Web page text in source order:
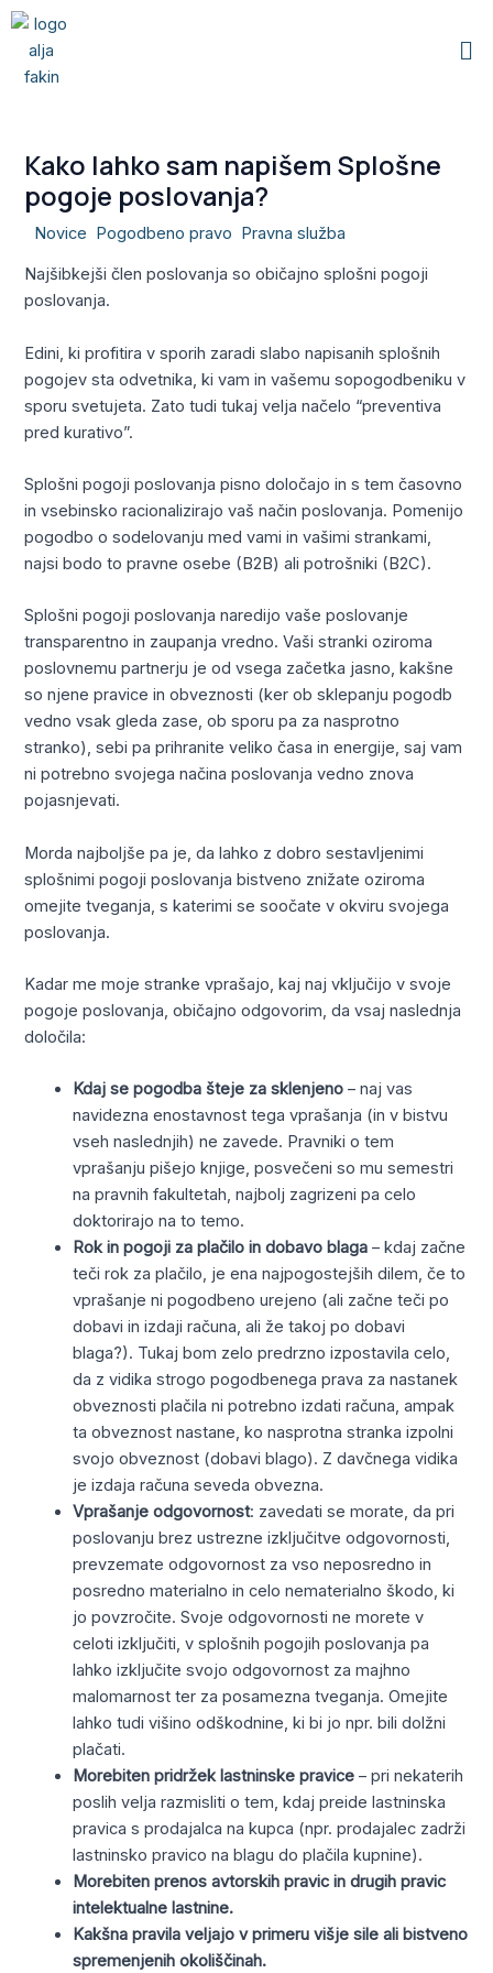
Skip
content
Kako lahko sam napišem Splošne
pogoje poslovanja?
Novice Pogodbeno pravo Pravna služba
Najšibkejši člen poslovanja so običajno splošni pogoji
poslovanja.
Edini, ki profitira v sporih zaradi slabo napisanih splošnih
pogojev sta odvetnika, ki vam in vašemu sopogodbeniku v
sporu svetujeta. Zato tudi tukaj velja načelo “preventiva
pred kurativo”.
Splošni pogoji poslovanja pisno določajo in s tem časovno
in vsebinsko racionalizirajo vaš način poslovanja. Pomenijo
pogodbo o sodelovanju med vami in vašimi strankami,
najsi bodo to pravne osebe (B2B) ali potrošniki (B2C).
Splošni pogoji poslovanja naredijo vaše poslovanje
transparentno in zaupanja vredno. Vaši stranki oziroma
poslovnemu partnerju je od vsega začetka jasno, kakšne
so njene pravice in obveznosti (ker ob sklepanju pogodb
vedno vsak gleda zase, ob sporu pa za nasprotno
stranko), sebi pa prihranite veliko časa in energije, saj vam
ni potrebno svojega načina poslovanja vedno znova
pojasnjevati.
Morda najboljše pa je, da lahko z dobro sestavljenimi
splošnimi pogoji poslovanja bistveno znižate oziroma
omejite tveganja, s katerimi se soočate v okviru svojega
poslovanja.
Kadar me moje stranke vprašajo, kaj naj vključijo v svoje
pogoje poslovanja, običajno odgovorim, da vsaj naslednja
določila:
Kdaj se pogodba šteje za sklenjeno – naj vas
navidezna enostavnost tega vprašanja (in v bistvu
vseh naslednjih) ne zavede. Pravniki o tem
vprašanju pišejo knjige, posvečeni so mu semestri
na pravnih fakultetah, najbolj zagrizeni pa celo
doktorirajo na to temo.
Rok in pogoji za plačilo in dobavo blaga – kdaj začne
teči rok za plačilo, je ena najpogostejših dilem, če to
vprašanje ni pogodbeno urejeno (ali začne teči po
dobavi in izdaji računa, ali že takoj po dobavi
blaga?). Tukaj bom zelo predrzno izpostavila celo,
da z vidika strogo pogodbenega prava za nastanek
obveznosti plačila ni potrebno izdati računa, ampak
ta obveznost nastane, ko nasprotna stranka izpolni
svojo obveznost (dobavi blago). Z davčnega vidika
je izdaja računa seveda obvezna.
Vprašanje odgovornost: zavedati se morate, da pri
poslovanju brez ustrezne izključitve odgovornosti,
prevzemate odgovornost za vso neposredno in
posredno materialno in celo nematerialno škodo, ki
jo povzročite. Svoje odgovornosti ne morete v
celoti izključiti, v splošnih pogojih poslovanja pa
lahko izključite svojo odgovornost za majhno
malomarnost ter za posamezna tveganja. Omejite
lahko tudi višino odškodnine, ki bi jo npr. bili dolžni
plačati.
Morebiten pridržek lastninske pravice – pri nekaterih
poslih velja razmisliti o tem, kdaj preide lastninska
pravica s prodajalca na kupca (npr. prodajalec zadrži
lastninsko pravico na blagu do plačila kupnine).
Morebiten prenos avtorskih pravic in drugih pravic
intelektualne lastnine.
Kakšna pravila veljajo v primeru višje sile ali bistveno
spremenjenih okoliščinah.